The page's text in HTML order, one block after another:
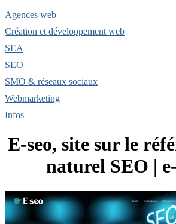
Agences web
Création et développement web
SEA
SEO
SMO & réseaux sociaux
Webmarketing
Infos
E-seo, site sur le
naturel SEO |